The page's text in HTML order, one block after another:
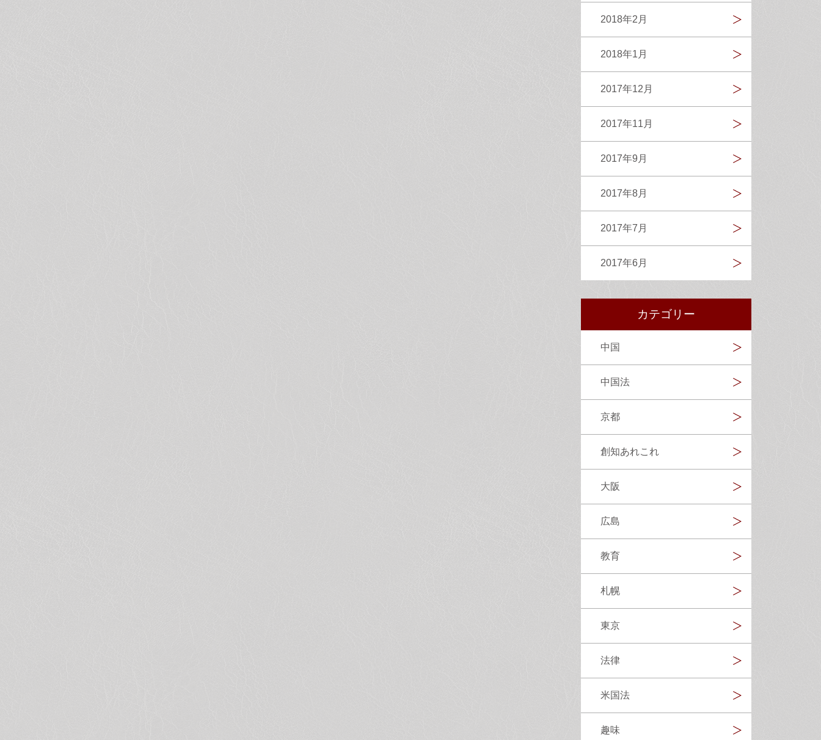
2018年2月
2018年1月
2017年12月
2017年11月
2017年9月
2017年8月
2017年7月
2017年6月
カテゴリー
中国
中国法
京都
創知あれこれ
大阪
広島
教育
札幌
東京
法律
米国法
趣味